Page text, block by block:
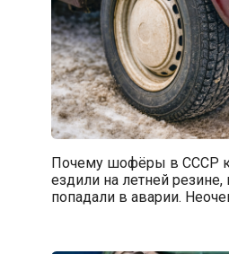
Почему шофёры в СССР
ездили на летней резине,
попадали в аварии.